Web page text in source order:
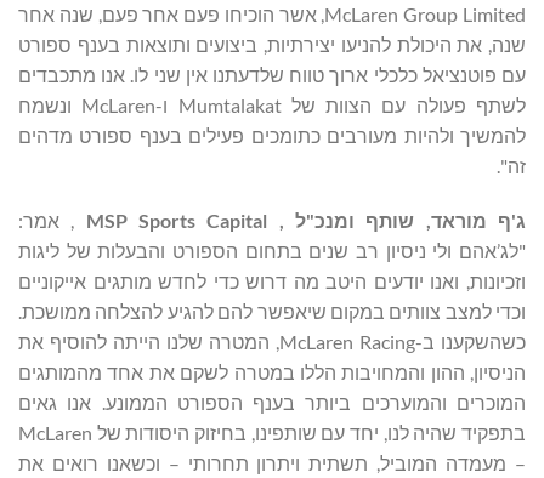
McLaren Group Limited, אשר הוכיחו פעם אחר פעם, שנה אחר
שנה, את היכולת להניעו יצירתיות, ביצועים ותוצאות בענף ספורט
עם פוטנציאל כלכלי ארוך טווח שלדעתנו אין שני לו. אנו מתכבדים
לשתף פעולה עם הצוות של Mumtalakat ו-McLaren ונשמח
להמשיך ולהיות מעורבים כתומכים פעילים בענף ספורט מדהים
זה".
ג'ף מוראד, שותף ומנכ"ל,
MSP Sports Capital , אמר:
"לג’אהם ולי ניסיון רב שנים בתחום הספורט והבעלות של ליגות
וזכיונות, ואנו יודעים היטב מה דרוש כדי לחדש מותגים אייקוניים
וכדי למצב צוותים במקום שיאפשר להם להגיע להצלחה ממושכת.
כשהשקענו ב-McLaren Racing, המטרה שלנו הייתה להוסיף את
הניסיון, ההון והמחויבות הללו במטרה לשקם את אחד מהמותגים
המוכרים והמוערכים ביותר בענף הספורט הממונע. אנו גאים
בתפקיד שהיה לנו, יחד עם שותפינו, בחיזוק היסודות של McLaren
– מעמדה המוביל, תשתית ויתרון תחרותי – וכשאנו רואים את